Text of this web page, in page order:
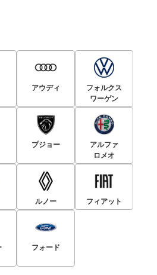
アウディ
フォルクス
ワーゲン
プジョー
アルファ
ロメオ
ルノー フィアット
フォード